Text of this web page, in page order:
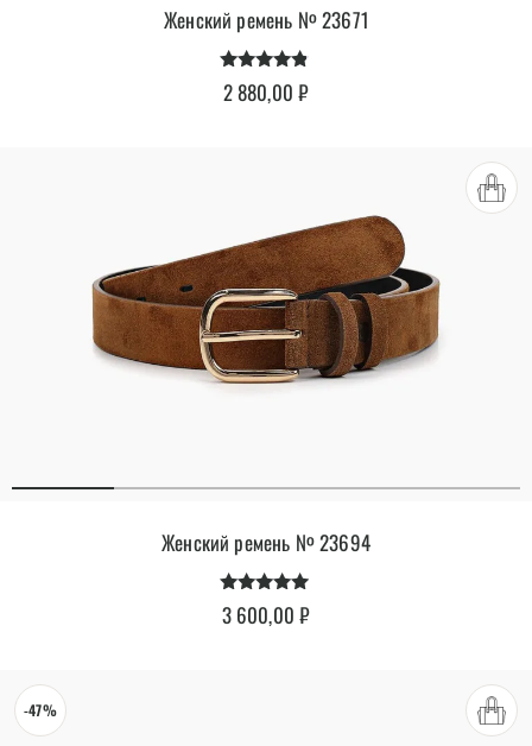
Женский ремень № 23671
Оценка
4.68
2 880,00₽
Женский ремень № 23694
Оценка
4.79
3 600,00₽
-47%